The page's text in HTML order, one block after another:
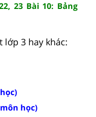
23 Bài 10: Bảng
lớp 3 hay khác:
học)